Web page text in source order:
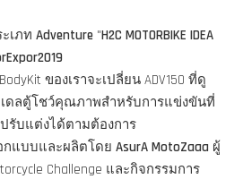
เภท Adventure "H2C MOTORBIKE IDEA
ของเราจะเปลี่ยน ADV150 ที่ดู
ดลตู้โชว์คุณภาพสำหรับการแข่งขันที่
รับแต่งได้ตามต้องการ
กแบบและผลิตโดย AsurA MotoZaaa ผู้
Challenge และกิจกรรมการ